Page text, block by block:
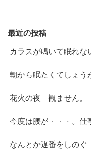
最近の投稿
カラスが鳴いて眠れ
朝から眠たくてしょう
花火の夜 観ません。
今度は腰が・・・。仕
なんとか遅番をしのぐ